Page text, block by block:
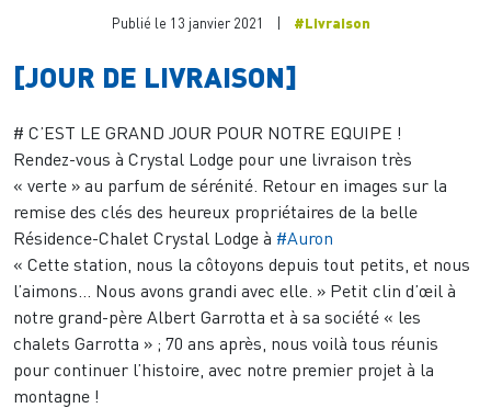
Publié le 13 janvier 2021 #Livraison
[JOUR DE LIVRAISON]
# C’EST LE GRAND JOUR POUR NOTRE EQUIPE !
Rendez-vous à Crystal Lodge pour une livraison très
« verte » au parfum de sérénité. Retour en images sur la
remise des clés des heureux propriétaires de la belle
Résidence-Chalet Crystal Lodge à #Auron
« Cette station, nous la côtoyons depuis tout petits, et nous
l’aimons… Nous avons grandi avec elle. » Petit clin d’œil à
notre grand-père Albert Garrotta et à sa société « les
chalets Garrotta » ; 70 ans après, nous voilà tous réunis
pour continuer l’histoire, avec notre premier projet à la
montagne !